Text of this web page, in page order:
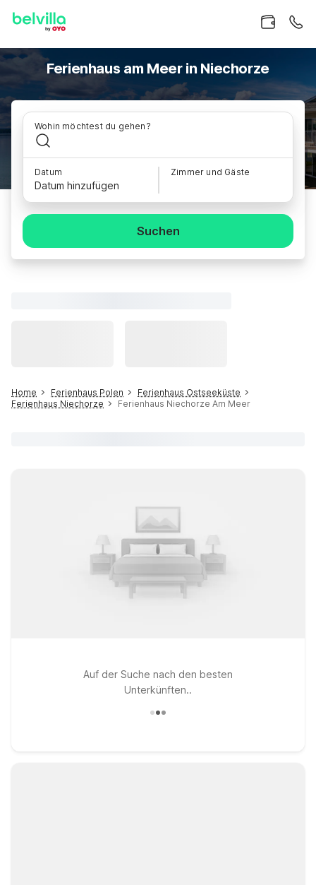
Ferienhaus am Meer in Niechorze
Wohin möchtest du gehen?
Datum
Datum hinzufügen
Zimmer und Gäste
Suchen
Home Ferienhaus Polen
Ferienhaus Ostseeküste
Ferienhaus Niechorze
Ferienhaus Niechorze Am Meer
Auf der Suche nach den besten
Unterkünften..